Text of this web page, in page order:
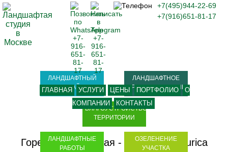
Горечавка даурская - Gentiana dahurica
+7(495)944-22-69
+7(916)651-81-17
ГЛАВНАЯ УСЛУГИ ЦЕНЫ ПОРТФОЛИО
О
КОМПАНИИ
КОНТАКТЫ
ЛАНДШАФТНЫЙ
ДИЗАЙН
ЛАНДШАФТНОЕ
ПРОЕКТИРОВАНИЕ
БЛАГОУСТРОЙСТВО
ТЕРРИТОРИИ
ЛАНДШАФТНЫЕ
РАБОТЫ
ОЗЕЛЕНЕНИЕ
УЧАСТКА